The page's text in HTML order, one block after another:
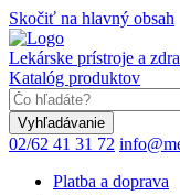
Skočiť na hlavný obsah
Lekárske prístroje a
Katalóg produktov
02/62 41 31 72
Platba a doprava